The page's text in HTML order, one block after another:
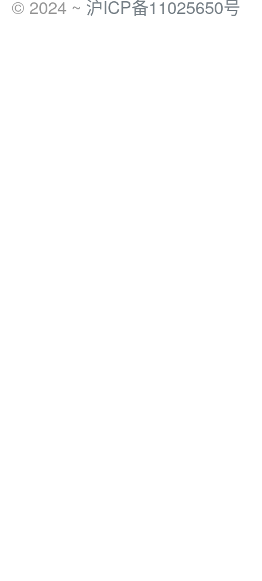
© 2024 ~ 沪ICP备11025650号